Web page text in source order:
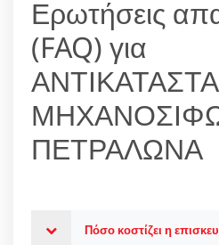
Ερωτήσεις
(FAQ) για
ΠΕΤΡΑΛΩΝΑ
Πόσο κοστίζει η